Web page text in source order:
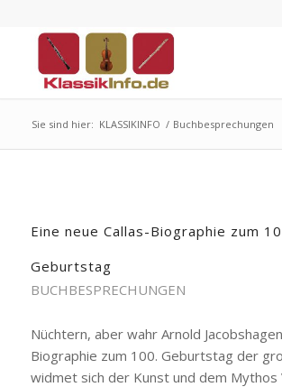
Sie sind hier: KLASSIKINFO / Buchbesprechungen
Eine neue Callas-Biographie zum
Geburtstag
BUCHBESPRECHUNGEN
Nüchtern, aber wahr Arnold
Biographie zum 100. Geburtstag der
widmet sich der Kunst und dem Mythos